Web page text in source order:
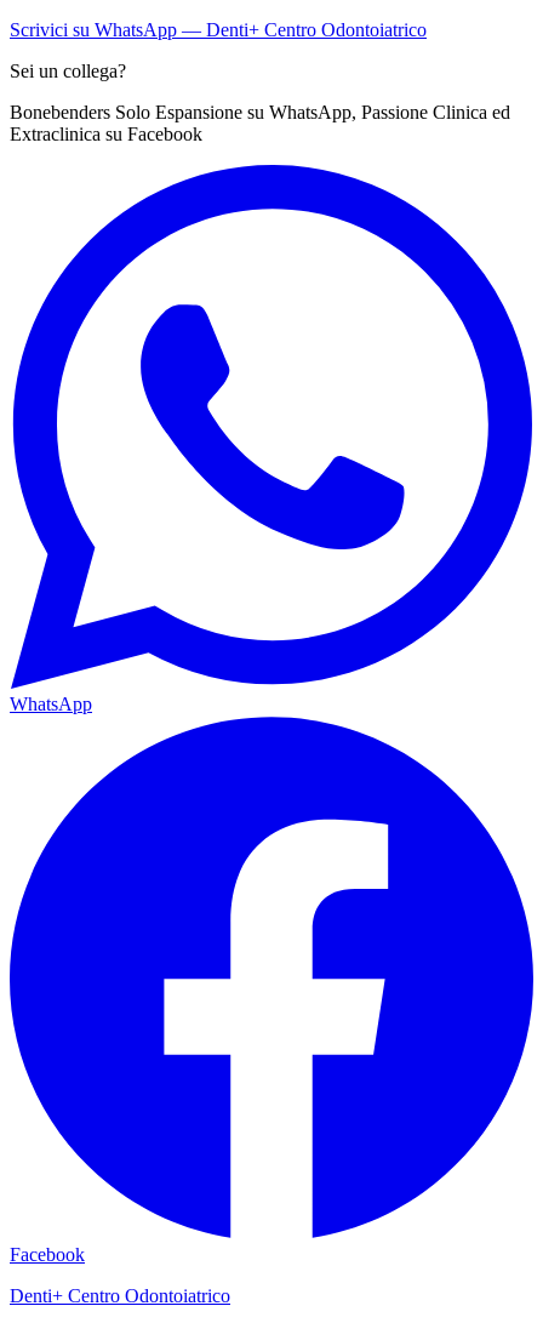
Scrivici su WhatsApp — Denti+ Centro Odontoiatrico
Sei un collega?
Bonebenders Solo Espansione su WhatsApp, Passione Clinica ed
Extraclinica su Facebook
WhatsApp
Facebook
Denti+ Centro Odontoiatrico